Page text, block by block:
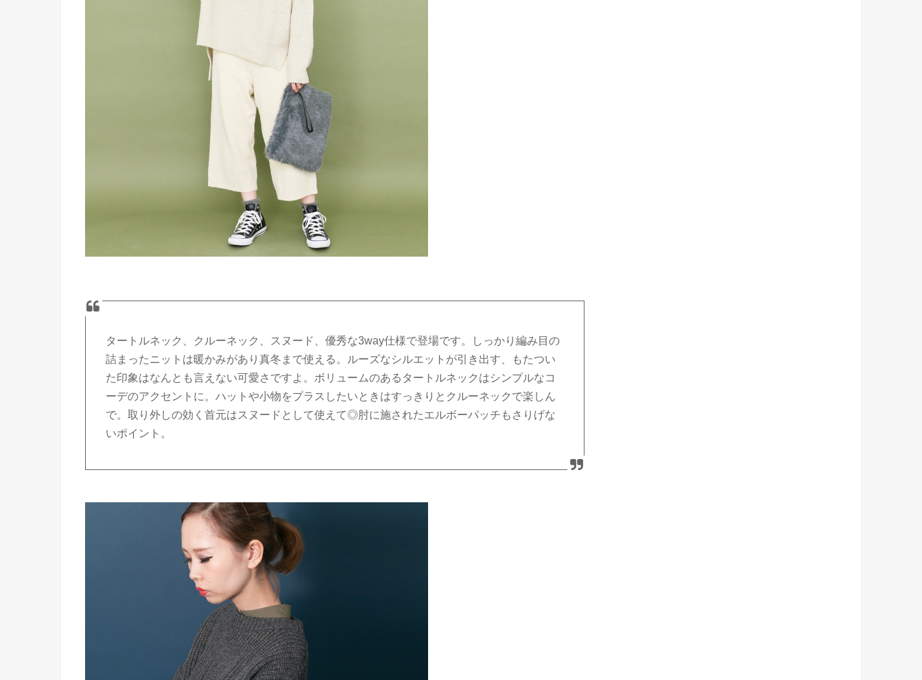
タートルネック、クルーネック、スヌード、優秀な3way仕様で登場です。しっかり編み目の
詰まったニットは暖かみがあり真冬まで使える。ルーズなシルエットが引き出す、もたつい
た印象はなんとも言えない可愛さですよ。ボリュームのあるタートルネックはシンプルなコ
ーデのアクセントに。ハットや小物をプラスしたいときはすっきりとクルーネックで楽しん
で。取り外しの効く首元はスヌードとして使えて◎肘に施されたエルボーパッチもさりげな
いポイント。